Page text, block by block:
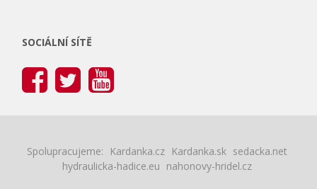
SOCIÁLNÍ SÍTĚ
Spolupracujeme: Kardanka.cz Kardanka.sk sedacka.net
hydraulicka-hadice.eu nahonovy-hridel.cz